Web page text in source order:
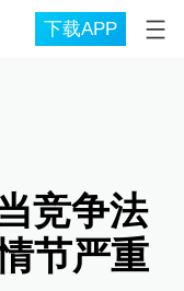
下载APP
竞争法
节严重